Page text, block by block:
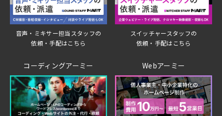
音声・ミキサー担当スタッフの
依頼・手配はこちら
スイッチャースタッフの
依頼・手配はこちら
コーディングアーミー Webアーミー